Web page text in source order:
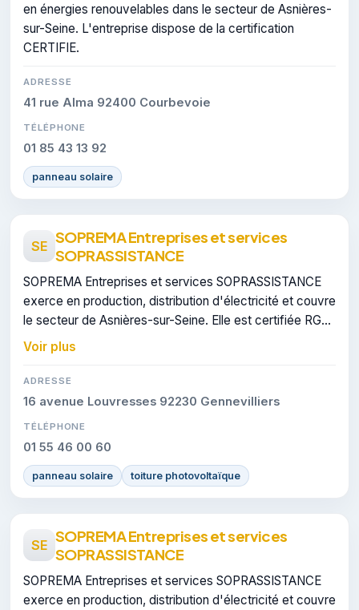
en énergies renouvelables dans le secteur de Asnières-
sur-Seine. L'entreprise dispose de la certification
CERTIFIE.
ADRESSE
41 rue Alma 92400 Courbevoie
TÉLÉPHONE
01 85 43 13 92
panneau solaire
SE SOPREMA Entreprises et services
SOPRASSISTANCE
SOPREMA Entreprises et services SOPRASSISTANCE
exerce en production, distribution d'électricité et couvre
le secteur de Asnières-sur-Seine. Elle est certifiée RGE,
gage de conformité sur les interventions réalisées.
Voir plus
ADRESSE
16 avenue Louvresses 92230 Gennevilliers
TÉLÉPHONE
01 55 46 00 60
panneau solaire toiture photovoltaïque
SE SOPREMA Entreprises et services
SOPRASSISTANCE
SOPREMA Entreprises et services SOPRASSISTANCE
exerce en production, distribution d'électricité et couvre